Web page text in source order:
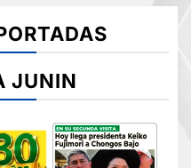
JUNIN